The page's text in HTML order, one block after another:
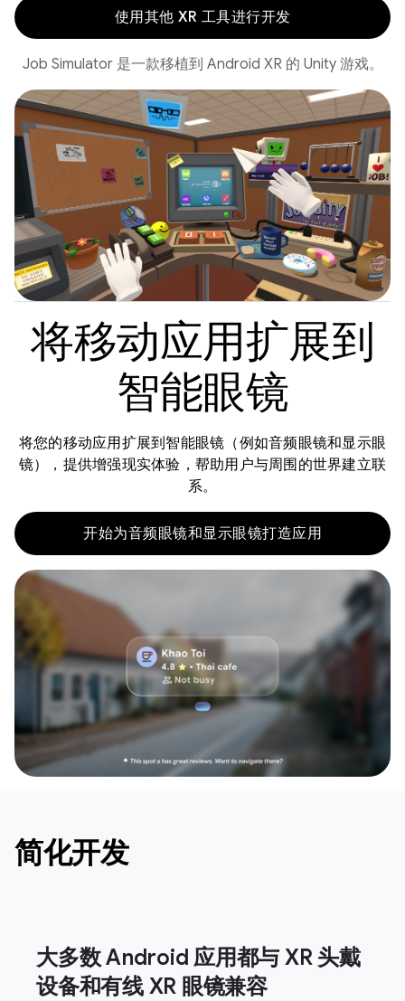
使用其他 XR 工具进行开发
Job Simulator 是一款移植到 Android XR 的 Unity 游戏。
将移动应用扩展到
智能眼镜
将您的移动应用扩展到智能眼镜（例如音频眼镜和显示眼
镜），提供增强现实体验，帮助用户与周围的世界建立联
系。
开始为音频眼镜和显示眼镜打造应用
简化开发
大多数 Android 应用都与 XR 头戴
设备和有线 XR 眼镜兼容